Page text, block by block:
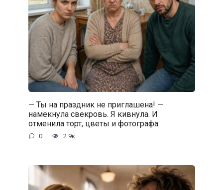
— Ты на праздник не приглашена! —
намекнула свекровь. Я кивнула. И
отменила торт, цветы и фотографа
0 2.9к.